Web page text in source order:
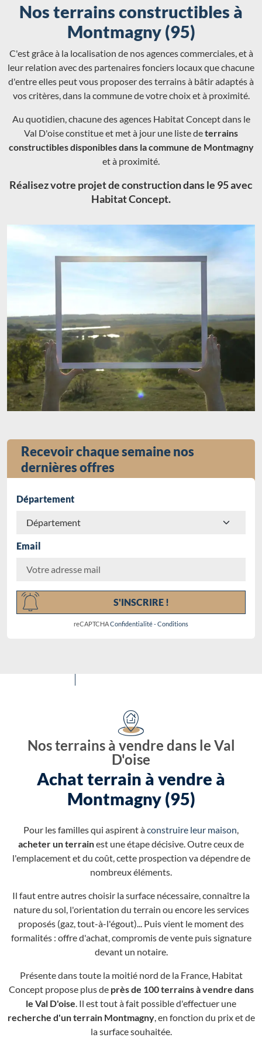
Nos terrains constructibles à
Montmagny (95)
C'est grâce à la localisation de nos agences commerciales, et à
leur relation avec des partenaires fonciers locaux que chacune
d'entre elles peut vous proposer des terrains à bâtir adaptés à
vos critères, dans la commune de votre choix et à proximité.
Au quotidien, chacune des agences Habitat Concept dans le
Val D'oise constitue et met à jour une liste deterrains
constructibles disponibles dans la commune de Montmagny
et à proximité.
Réalisez votre projet de construction dans le 95 avec
Habitat Concept.
Recevoir chaque semaine nos
dernières offres
Département
Email
S'INSCRIRE !
reCAPTCHAConfidentialité-Conditions
Nos terrains à vendre dans le Val
D'oise
Achat terrain à vendre à
Montmagny (95)
Pour les familles qui aspirent àconstruire leur maison,
acheter un terrainest une étape décisive. Outre ceux de
l'emplacement et du coût, cette prospection va dépendre de
nombreux éléments.
Il faut entre autres choisir la surface nécessaire, connaître la
nature du sol, l'orientation du terrain ou encore les services
proposés (gaz, tout-à-l'égout)... Puis vient le moment des
formalités : offre d'achat, compromis de vente puis signature
devant un notaire.
Présente dans toute la moitié nord de la France, Habitat
Concept propose plus de près de 100 terrains à vendre dans
le Val D'oise. Il est tout à fait possible d'effectuer une
recherche d'un terrain Montmagny, en fonction du prix et de
la surface souhaitée.